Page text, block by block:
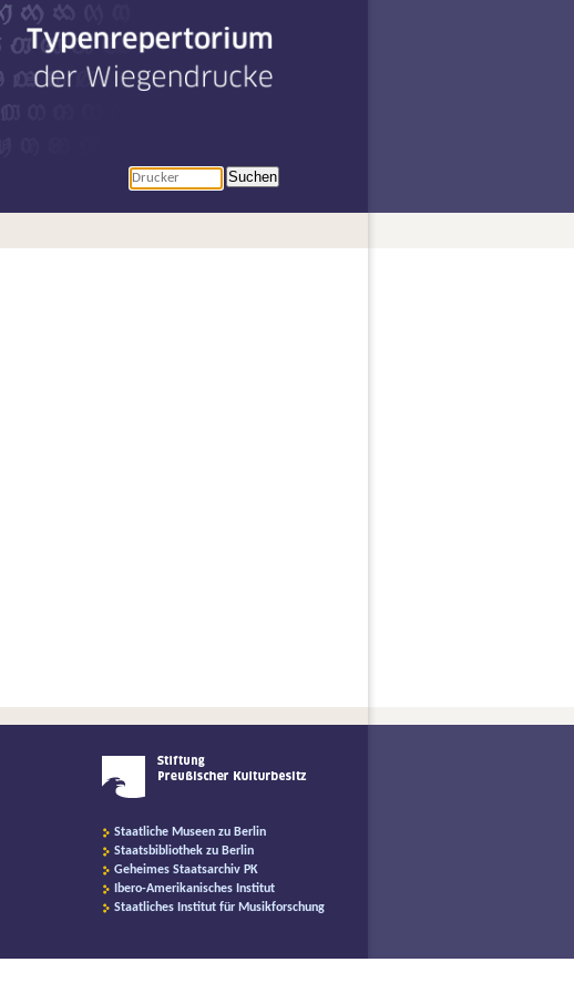
Typenrepertorium
der Wiegendrucke
Suchen
Staatliche Museen zu Berlin
Staatsbibliothek zu Berlin
Geheimes Staatsarchiv PK
Ibero-Amerikanisches Institut
Staatliches Institut für Musikforschung